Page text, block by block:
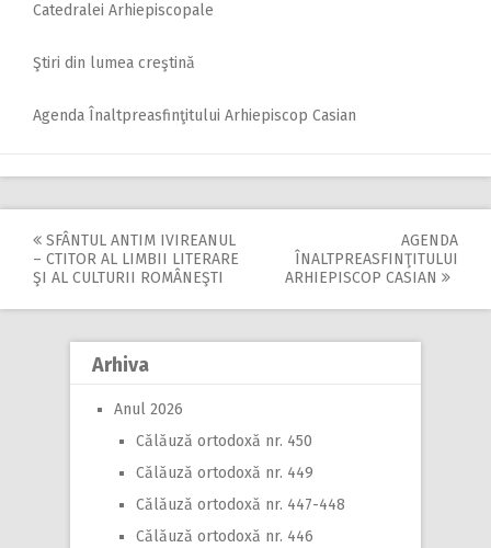
Catedralei Arhiepiscopale
Ştiri din lumea creştină
Agenda Înaltpreasfinţitului Arhiepiscop Casian
Post
navigation
SFÂNTUL ANTIM IVIREANUL
– CTITOR AL LIMBII LITERARE
ŞI AL CULTURII ROMÂNEŞTI
AGENDA
ÎNALTPREASFINŢITULUI
ARHIEPISCOP CASIAN
Arhiva
Anul 2026
Călăuză ortodoxă nr. 450
Călăuză ortodoxă nr. 449
Călăuză ortodoxă nr. 447-448
Călăuză ortodoxă nr. 446